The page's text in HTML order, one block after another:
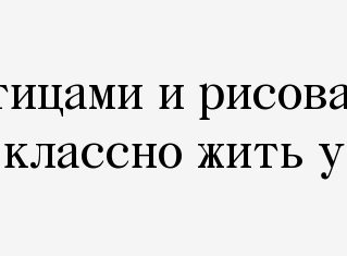
и
жить у